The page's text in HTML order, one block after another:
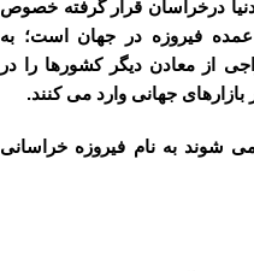
درخراسان‌ قرار گرفته‌ خصوص‌
فیروزه‌ در جهان‌ است؛ به‌
از معادن‌ دیگر کشورها را در
جهانی‌ وارد می‌ کنند.
‌شوند به‌ نام‌ فیروزه‌ خراسانی‌